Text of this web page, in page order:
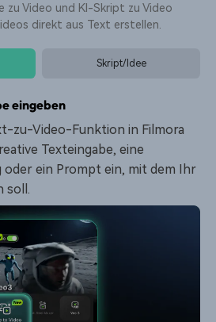
zu Video und KI-Skript zu Video
direkt aus Text erstellen.
Skript/Idee
eingeben
zu-Video-Funktion in Filmora
Texteingabe, eine
oder ein Prompt ein, mit dem Ihr
soll.